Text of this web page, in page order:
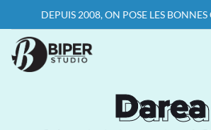
DEPUIS 2008, ON POSE LES BONNES
Darea
Darea